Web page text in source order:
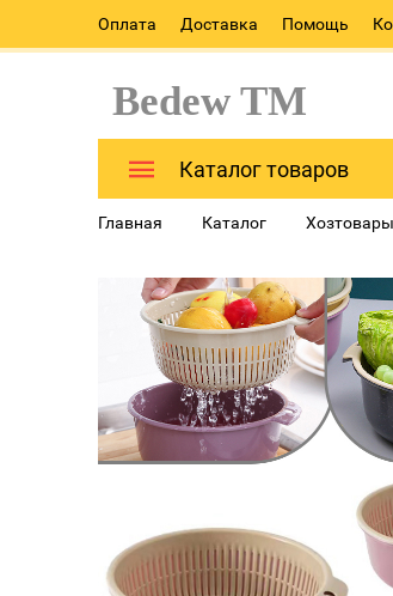
Оплата Доставка Помощь
Bedew TM
Каталог товаров
Главная Каталог